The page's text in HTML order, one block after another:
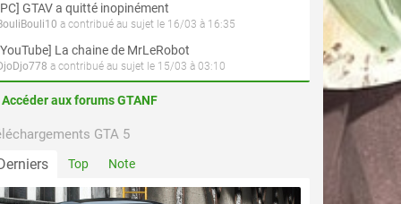
GTAV a quitté inopinément
a contribué au sujet le 16/03 à 16:35
La chaine de MrLeRobot
a contribué au sujet le 15/03 à 03:10
Accéder aux forums GTANF
GTA 5
Top Note